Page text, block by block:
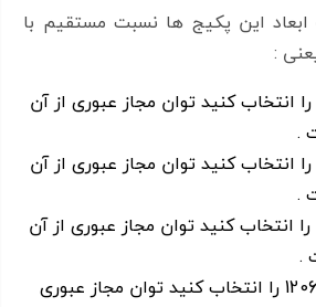
این پکیج ها نسبت مستقیم با
:
اگر پکیج 0402 را انتخاب کنید توان مجاز عبوری از آن
اگر پکیج 0603 را انتخاب کنید توان مجاز عبوری از آن
اگر پکیج 0805 را انتخاب کنید توان مجاز عبوری از آن
اگر پکیج 1210 ،1206 را انتخاب کنید توان مجاز عبوری